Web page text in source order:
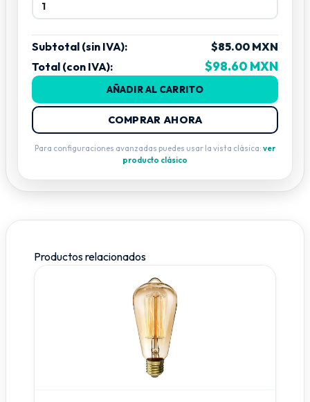
Subtotal (sin IVA):
$85.00 MXN
Total (con IVA):
$98.60 MXN
AÑADIR AL CARRITO
COMPRAR AHORA
Para configuraciones avanzadas puedes usar la vista clásica: ver
producto clásico
Productos relacionados